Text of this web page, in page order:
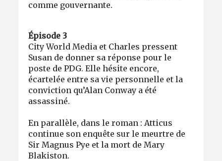
comme gouvernante.
Épisode 3
City World Media et Charles pressent
Susan de donner sa réponse pour le
poste de PDG. Elle hésite encore,
écartelée entre sa vie personnelle et la
conviction qu’Alan Conway a été
assassiné.
En parallèle, dans le roman : Atticus
continue son enquête sur le meurtre de
Sir Magnus Pye et la mort de Mary
Blakiston.